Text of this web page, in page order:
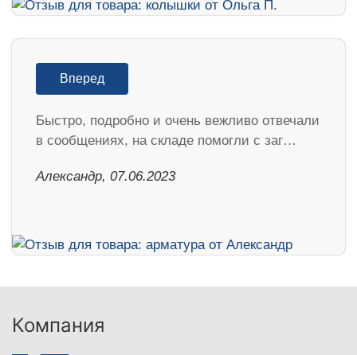
Вперед
Быстро, подробно и очень вежливо отвечали
в сообщениях, на складе помогли с заг…
Александр, 07.06.2023
Компания